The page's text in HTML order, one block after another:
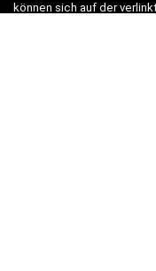
können sich auf der